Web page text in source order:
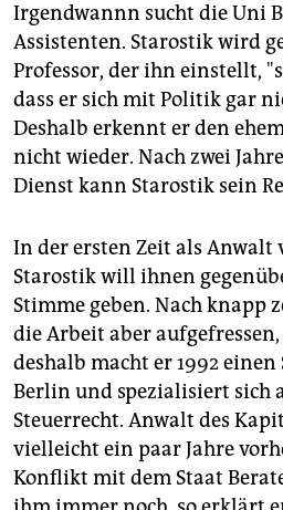
Irgendwannn sucht die Uni
Assistenten. Starostik wird
Professor, der ihn einstellt,
dass er sich mit Politik gar
Deshalb erkennt er den
nicht wieder. Nach zwei
Dienst kann Starostik sein
In der ersten Zeit als
Starostik will ihnen
Stimme geben. Nach knapp
die Arbeit aber aufgefressen,
deshalb macht er 1992
Berlin und spezialisiert sich
Steuerrecht. Anwalt des
vielleicht ein paar Jahre
Konflikt mit dem Staat